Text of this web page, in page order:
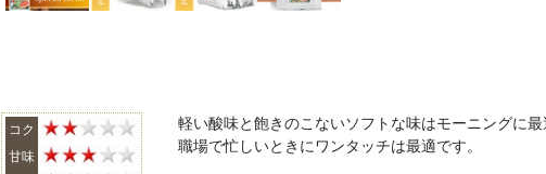
コク
甘味
軽い酸味と飽きのこないソフトな味はモーニングに最
職場で忙しいときにワンタッチは最適です。